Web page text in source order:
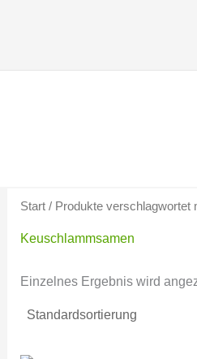
Start/ Produkte verschlagwortet
Keuschlammsamen
Einzelnes Ergebnis wird